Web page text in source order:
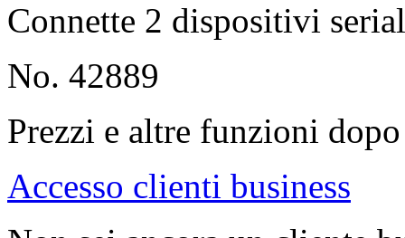
Connette 2 dispositivi
No. 42889
Prezzi e altre funzioni
Accesso clienti business